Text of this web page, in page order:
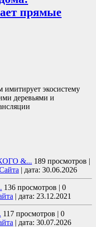
прямые
экосистему
деревьями и
&... 189 просмотров |
| дата: 30.06.2026
136 просмотров | 0
| дата: 23.12.2021
117 просмотров | 0
| дата: 30.07.2026